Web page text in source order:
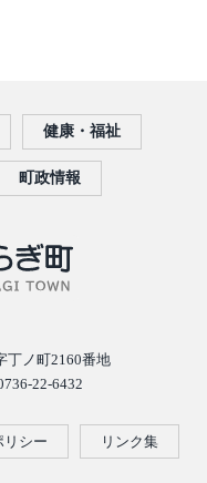
健康・福祉
町政情報
丁ノ町2160番地
22-6432
リシー リンク集